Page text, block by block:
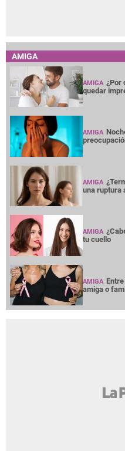
AMIGA
AMIGA ¿Por
quedar
AMIGA
AMIGA
una ruptura
AMIGA
tu cuello
AMIGA
amiga o